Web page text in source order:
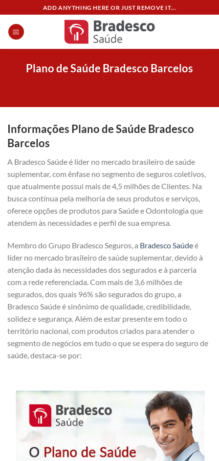
content
ADD ANYTHING HERE OR JUST REMOVE IT...
Plano de Saúde Bradesco Barcelos
Informações Plano de Saúde Bradesco
Barcelos
A Bradesco Saúde é líder no mercado brasileiro de saúde
suplementar, com ênfase no segmento de seguros coletivos,
que atualmente possui mais de 4,5 milhões de Clientes. Na
busca contínua pela melhoria de seus produtos e serviços,
oferece opções de produtos para Saúde e Odontologia que
atendem às necessidades e perfil de sua empresa.
Membro do Grupo Bradesco Seguros, a Bradesco Saúdeé
líder no mercado brasileiro de saúde suplementar, devido à
atenção dada às necessidades dos segurados e à parceria
com a rede referenciada. Com mais de 3,6 milhões de
segurados, dos quais 96% são segurados do grupo, a
Bradesco Saúde é sinônimo de qualidade, credibilidade,
solidez e segurança. Além de estar presente em todo o
território nacional, com produtos criados para atender o
segmento de negócios em tudo o que se espera do seguro de
saúde, destaca-se por: